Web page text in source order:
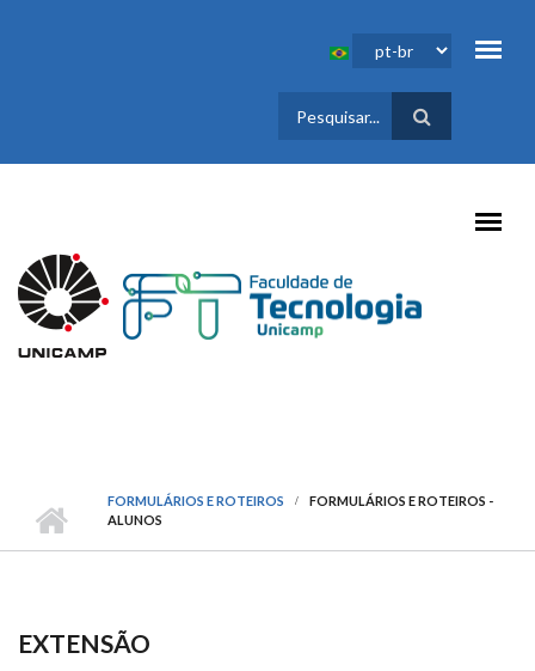
FORMULÁRIO
DE BUSCA
FORMULÁRIOS E ROTEIROS
FORMULÁRIOS E ROTEIROS -
ALUNOS
EXTENSÃO